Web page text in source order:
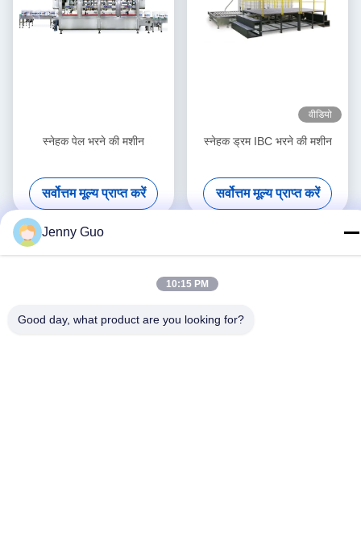
स्नेहक पेल भरने की मशीन
सर्वोत्तम मूल्य प्राप्त करें
वीडियो
स्नेहक ड्रम IBC भरने की मशीन
सर्वोत्तम मूल्य प्राप्त करें
Jenny Guo
10:15 PM
Good day, what product are you looking for?